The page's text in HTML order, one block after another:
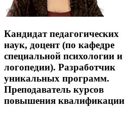
Кандидат педагогических
наук, доцент (по кафедре
специальной психологии и
логопедии). Разработчик
уникальных программ.
Преподаватель курсов
повышения квалификации